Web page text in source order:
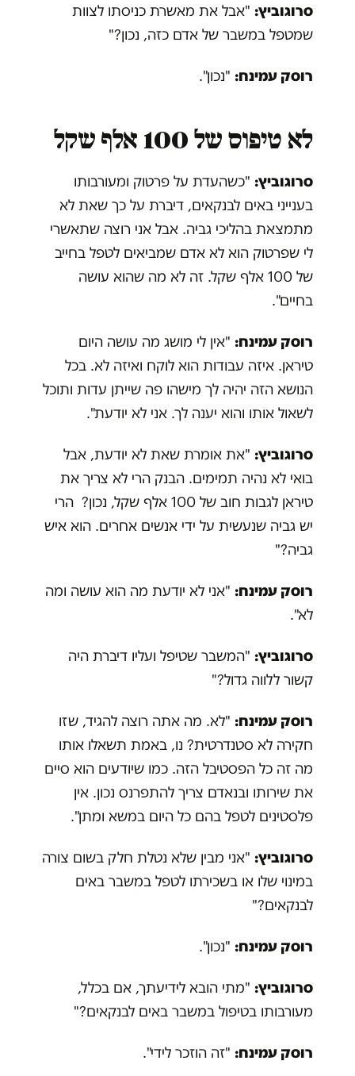
סרוגוביץ: "אבל את מאשרת כניסתו לצוות
שמטפל במשבר של אדם כזה, נכון?"
רוסק עמינח: "נכון".
לא טיפוס של 100 אלף שקל
סרוגוביץ: "כשהעדת על פרטוק ומעורבותו
בענייני באים לבנקאים, דיברת על כך שאת לא
מתמצאת בהליכי גביה. אבל אני רוצה שתאשרי
לי שפרטוק הוא לא אדם שמביאים לטפל בחייב
של 100 אלף שקל. זה לא מה שהוא עושה
בחיים".
רוסק עמינח: "אין לי מושג מה עושה היום
טיראן. איזה עבודות הוא לוקח ואיזה לא. בכל
הנושא הזה יהיה לך מישהו פה שייתן עדות ותוכל
לשאול אותו והוא יענה לך. אני לא יודעת".
סרוגוביץ: "את אומרת שאת לא יודעת, אבל
בואי לא נהיה תמימים. הבנק הרי לא צריך את
טיראן לגבות חוב של 100 אלף שקל, נכון? הרי
יש גביה שנעשית על ידי אנשים אחרים. הוא איש
גביה?"
רוסק עמינח: "אני לא יודעת מה הוא עושה ומה
לא".
סרוגוביץ: "המשבר שטיפל ועליו דיברת היה
קשור ללווה גדול?"
רוסק עמינח: "לא. מה אתה רוצה להגיד, שזו
חקירה לא סטנדרטית? נו, באמת תשאלו אותו
מה זה כל הפסטיבל הזה. כמו שיודעים הוא סיים
את שירותו ובנאדם צריך להתפרנס נכון. אין
פלסטינים לטפל בהם כל היום במשא ומתן".
סרוגוביץ: "אני מבין שלא נטלת חלק בשום צורה
במינוי שלו או בשכירתו לטפל במשבר באים
לבנקאים?"
רוסק עמינח: "נכון".
סרוגוביץ: "מתי הובא לידיעתך, אם בכלל,
מעורבותו בטיפול במשבר באים לבנקאים?"
רוסק עמינח: "זה הוזכר לידי".